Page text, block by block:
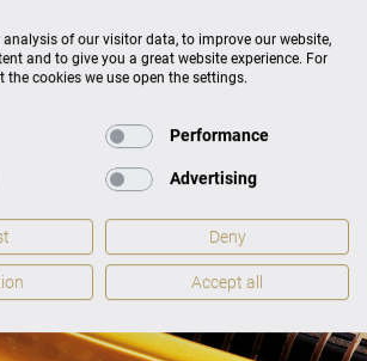
of our visitor data, to improve our website,
and to give you a great website experience. For
cookies we use open the settings.
Performance
Advertising
Deny
Accept all